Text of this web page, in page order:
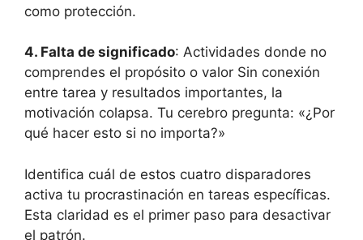
como protección.
4. Falta de significado: Actividades donde no
comprendes el propósito o valor Sin conexión
entre tarea y resultados importantes, la
motivación colapsa. Tu cerebro pregunta: «¿Por
qué hacer esto si no importa?»
Identifica cuál de estos cuatro disparadores
activa tu procrastinación en tareas específicas.
Esta claridad es el primer paso para desactivar
el patrón.